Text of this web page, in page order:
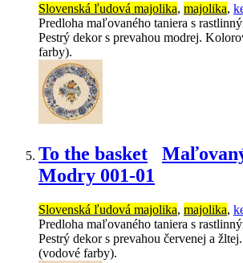
Slovenská ľudová majolika, majolika,
Predloha maľovaného taniera s
Pestrý dekor s prevahou modrej.
farby).
To the basket
Modry 001-01
Slovenská ľudová majolika, majolika,
Predloha maľovaného taniera s
Pestrý dekor s prevahou červenej a
(vodové farby).